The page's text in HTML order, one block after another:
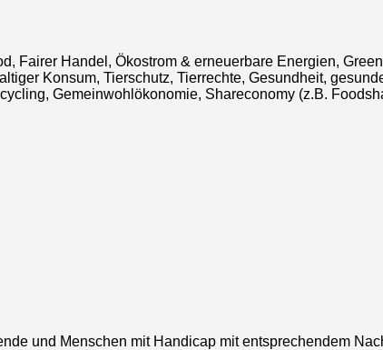
Fairer Handel, Ökostrom & erneuerbare Energien,
Konsum, Tierschutz, Tierrechte, Gesundheit,
Gemeinwohlökonomie, Shareconomy (z.B.
und Menschen mit Handicap mit entsprechendem